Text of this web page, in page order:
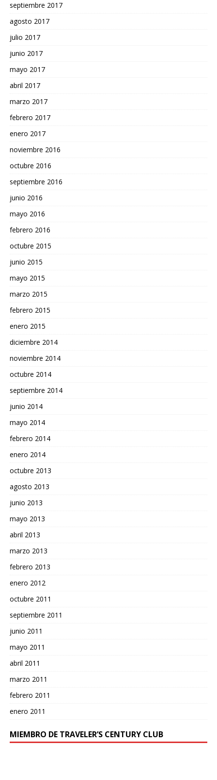
septiembre 2017
agosto 2017
julio 2017
junio 2017
mayo 2017
abril 2017
marzo 2017
febrero 2017
enero 2017
noviembre 2016
octubre 2016
septiembre 2016
junio 2016
mayo 2016
febrero 2016
octubre 2015
junio 2015
mayo 2015
marzo 2015
febrero 2015
enero 2015
diciembre 2014
noviembre 2014
octubre 2014
septiembre 2014
junio 2014
mayo 2014
febrero 2014
enero 2014
octubre 2013
agosto 2013
junio 2013
mayo 2013
abril 2013
marzo 2013
febrero 2013
enero 2012
octubre 2011
septiembre 2011
junio 2011
mayo 2011
abril 2011
marzo 2011
febrero 2011
enero 2011
MIEMBRO DE TRAVELER’S CENTURY CLUB